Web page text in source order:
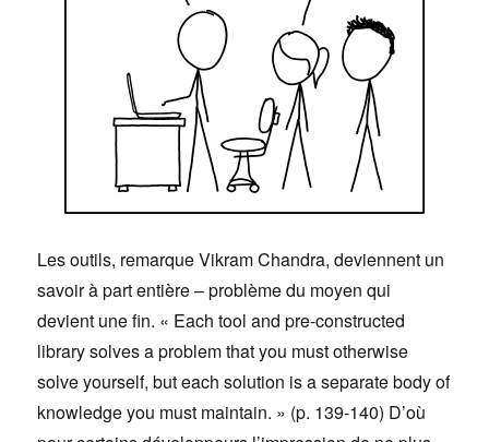
Les outils, remarque Vikram Chandra, deviennent un
savoir à part entière – problème du moyen qui
devient une fin. « Each tool and pre-constructed
library solves a problem that you must otherwise
solve yourself, but each solution is a separate body of
knowledge you must maintain. » (p. 139-140) D’où